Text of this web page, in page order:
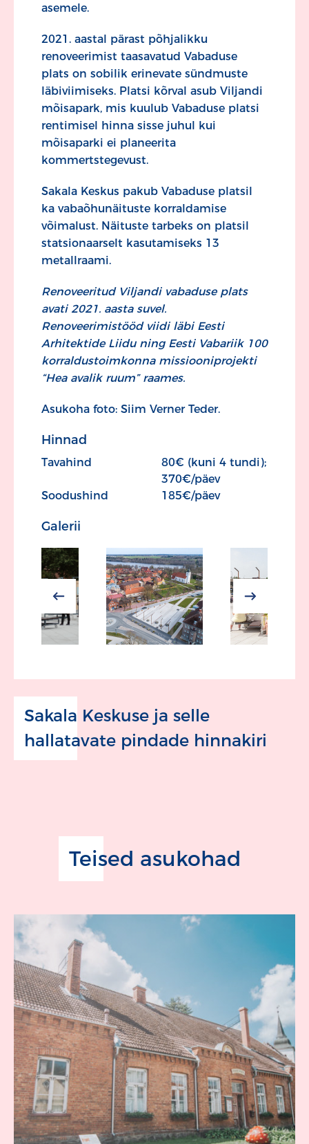
asemele.
2021. aastal pärast põhjalikku
renoveerimist taasavatud Vabaduse
plats on sobilik erinevate sündmuste
läbiviimiseks. Platsi kõrval asub Viljandi
mõisapark, mis kuulub Vabaduse platsi
rentimisel hinna sisse juhul kui
mõisaparki ei planeerita
kommertstegevust.
Sakala Keskus pakub Vabaduse platsil
ka vabaõhunäituste korraldamise
võimalust. Näituste tarbeks on platsil
statsionaarselt kasutamiseks 13
metallraami.
Renoveeritud Viljandi vabaduse plats
avati 2021. aasta suvel.
Renoveerimistööd viidi läbi Eesti
Arhitektide Liidu ning Eesti Vabariik 100
korraldustoimkonna missiooniprojekti
“Hea avalik ruum” raames.
Asukoha foto: Siim Verner Teder.
Hinnad
Tavahind
80€ (kuni 4 tundi);
370€/päev
Soodushind
185€/päev
Galerii
Sakala Keskuse ja selle
hallatavate pindade hinnakiri
Teised asukohad